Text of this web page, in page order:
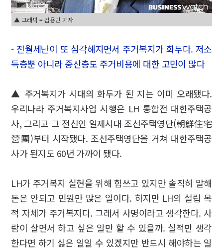
▲ 그래픽 = 김용민 기자
- 전월세난이 또 심각해지면서 주거복지가 화두다. 저소
득층뿐 아니라 중산층도 주거비용에 대한 고민이 많다
▲ 주거복지가 시대의 화두가 된 지는 이미 오래됐다.
우리나라 주거복지사업 시행은 LH 통합전 대한주택공
사, 그리고 그 전신인 일제시대 조선주택영단(朝鮮住宅
營團)부터 시작됐다. 조선주택영단을 거쳐 대한주택공
사가 된지도 60년 가까이 됐다.
LH가 주거복지 실현을 위해 힘쓰고 있지만 솔직히 말해
돈은 안되고 민원만 많은 일이다. 하지만 LH의 설립 목
적 자체가 주거복지다. 그래서 사명이라고 생각한다. 사
람이 살면서 하고 싶은 일만 할 수 있을까. 실적만 생각
한다면 하기 싫은 일일 수 있겠지만 반드시 해야하는 일